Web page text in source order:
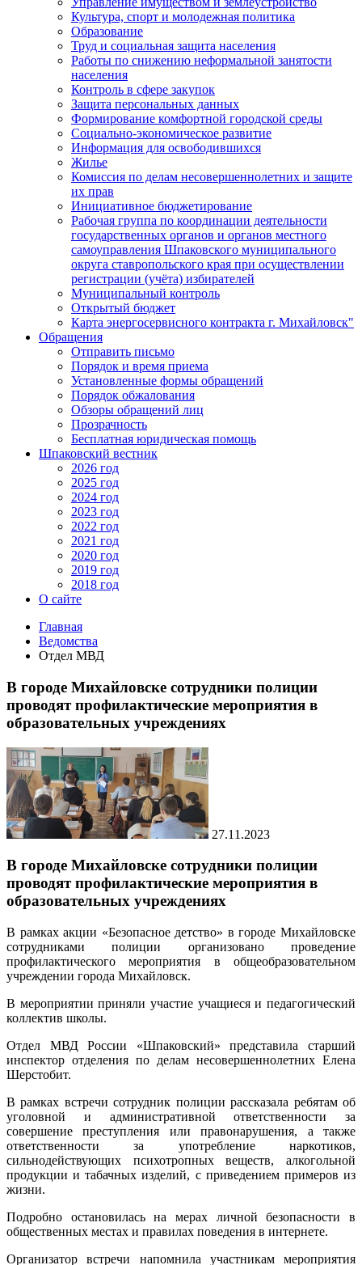
Культура, спорт и молодежная политика
Образование
Труд и социальная защита населения
Работы по снижению неформальной занятости
населения
Контроль в сфере закупок
Защита персональных данных
Формирование комфортной городской среды
Социально-экономическое развитие
Информация для освободившихся
Жилье
Комиссия по делам несовершеннолетних и защите
их прав
Инициативное бюджетирование
Рабочая группа по координации деятельности
государственных органов и органов местного
самоуправления Шпаковского муниципального
округа ставропольского края при осуществлении
регистрации (учёта) избирателей
Муниципальный контроль
Открытый бюджет
Карта энергосервисного контракта г. Михайловск"
Обращения
Отправить письмо
Порядок и время приема
Установленные формы обращений
Порядок обжалования
Обзоры обращений лиц
Прозрачность
Бесплатная юридическая помощь
Шпаковский вестник
2026 год
2025 год
2024 год
2023 год
2022 год
2021 год
2020 год
2019 год
2018 год
О сайте
Главная
Ведомства
Отдел МВД
В городе Михайловске сотрудники полиции
проводят профилактические мероприятия в
образовательных учреждениях
27.11.2023
В городе Михайловске сотрудники полиции
проводят профилактические мероприятия в
образовательных учреждениях
В рамках акции «Безопасное детство» в городе Михайловске
сотрудниками полиции организовано проведение
профилактического мероприятия в общеобразовательном
учреждении города Михайловск.
В мероприятии приняли участие учащиеся и педагогический
коллектив школы.
Отдел МВД России «Шпаковский» представила старший
инспектор отделения по делам несовершеннолетних Елена
Шерстобит.
В рамках встречи сотрудник полиции рассказала ребятам об
уголовной и административной ответственности за
совершение преступления или правонарушения, а также
ответственности за употребление наркотиков,
сильнодействующих психотропных веществ, алкогольной
продукции и табачных изделий, с приведением примеров из
жизни.
Подробно остановилась на мерах личной безопасности в
общественных местах и правилах поведения в интернете.
Организатор встречи напомнила участникам мероприятия